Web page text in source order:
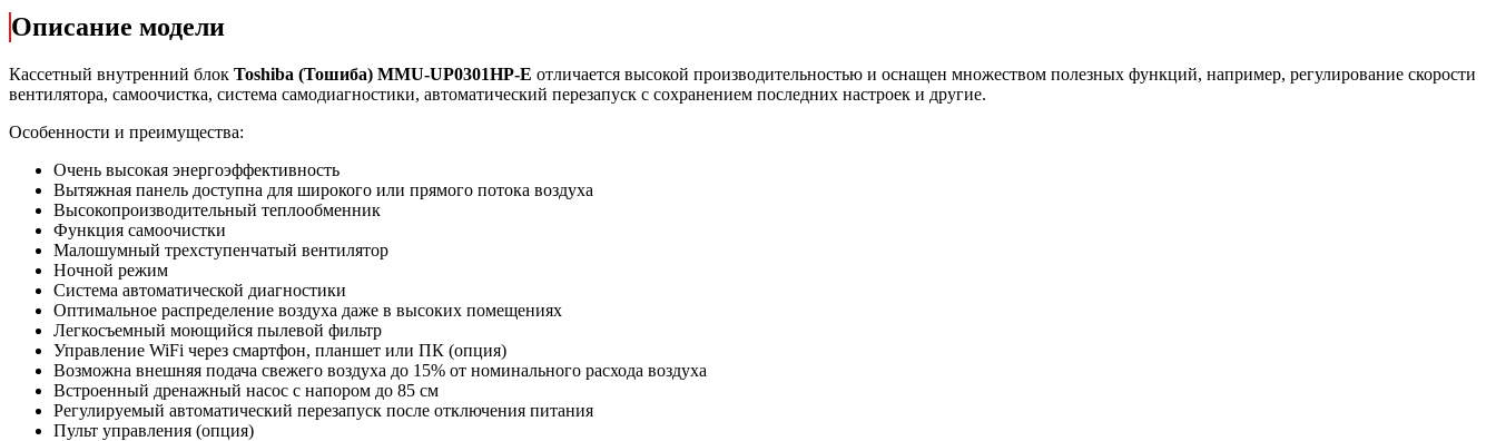
Описание модели
Кассетный внутренний блок Toshiba (Тошиба) MMU-UP0301HP-E отличается высокой производительностью и оснащен множеством полезных функций, например, регулирование скорости
вентилятора, самоочистка, система самодиагностики, автоматический перезапуск с сохранением последних настроек и другие.
Особенности и преимущества:
Очень высокая энергоэффективность
Вытяжная панель доступна для широкого или прямого потока воздуха
Высокопроизводительный теплообменник
Функция самоочистки
Малошумный трехступенчатый вентилятор
Ночной режим
Система автоматической диагностики
Оптимальное распределение воздуха даже в высоких помещениях
Легкосъемный моющийся пылевой фильтр
Управление WiFi через смартфон, планшет или ПК (опция)
Возможна внешняя подача свежего воздуха до 15% от номинального расхода воздуха
Встроенный дренажный насос с напором до 85 см
Регулируемый автоматический перезапуск после отключения питания
Пульт управления (опция)